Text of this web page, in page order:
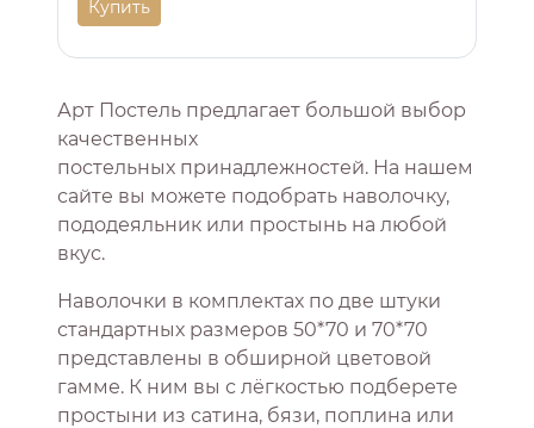
Купить
Арт Постель предлагает большой выбор
качественных
постельных принадлежностей. На нашем
сайте вы можете подобрать наволочку,
пододеяльник или простынь на любой
вкус.
Наволочки в комплектах по две штуки
стандартных размеров 50*70 и 70*70
представлены в обширной цветовой
гамме. К ним вы с лёгкостью подберете
простыни из сатина, бязи, поплина или